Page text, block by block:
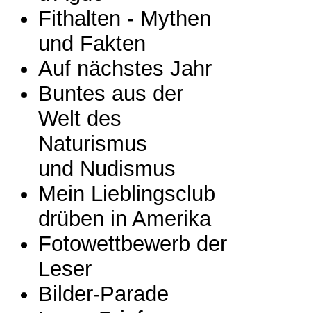
Fithalten - Mythen
und Fakten
Auf nächstes Jahr
Buntes aus der
Welt des
Naturismus
und Nudismus
Mein Lieblingsclub
drüben in Amerika
Fotowettbewerb der
Leser
Bilder-Parade